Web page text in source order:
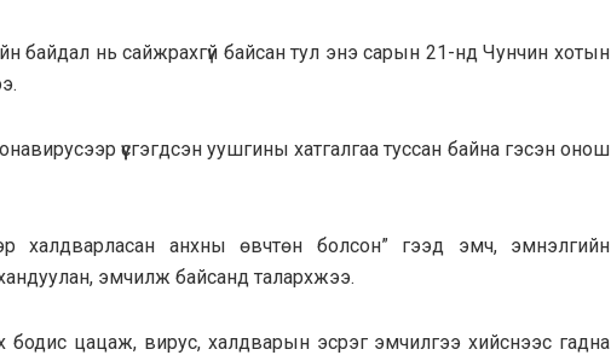
байдал нь сайжрахгүй байсан тул энэ сарын 21-нд Чунчин хотын
үүсгэгдсэн уушгины хатгалгаа туссан байна гэсэн онош
халдварласан анхны өвчтөн болсон” гээд эмч, эмнэлгийн
эмчилж байсанд талархжээ.
бодис цацаж, вирус, халдварын эсрэг эмчилгээ хийснээс гадна